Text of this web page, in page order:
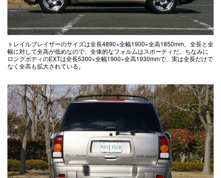
トレイルブレイザーのサイズは全長4890×全幅1900×全高1850mm。全長と全
幅に対して全高が低めなので、全体的なフォルムはスポーティだ。ちなみに
ロングボディのEXTは全長5300×全幅1900×全高1930mmで、実は全長だけで
なく全高も拡大されている。